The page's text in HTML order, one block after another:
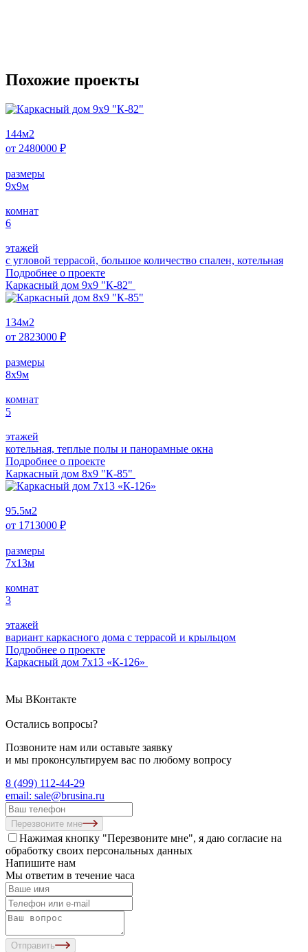
Похожие проекты
144м2
от 2480000 ₽
размеры
9х9м
комнат
6
этажей
с угловой террасой, большое количество спален, котельная
Подробнее о проектe
Каркасный дом 9х9 "К-82"
134м2
от 2823000 ₽
размеры
8х9м
комнат
5
этажей
котельная, теплые полы и панорамные окна
Подробнее о проектe
Каркасный дом 8х9 "К-85"
95.5м2
от 1713000 ₽
размеры
7х13м
комнат
3
этажей
вариант каркасного дома с террасой и крыльцом
Подробнее о проектe
Каркасный дом 7х13 «К-126»
Мы ВКонтакте
Остались вопросы?
Позвоните нам или оставьте заявку
и мы проконсультируем вас по любому вопросу
8 (499) 112-44-29
email: sale@brusina.ru
Перезвоните мне
Нажимая кнопку "Перезвоните мне", я даю согласие на
обработку своих персональных данных
Напишите нам
Мы ответим в течение часа
Отправить